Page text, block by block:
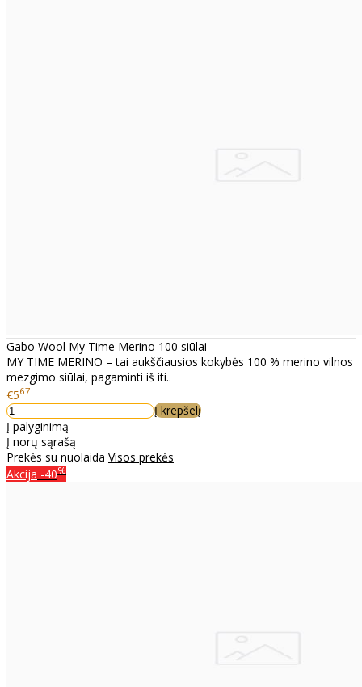
Gabo Wool My Time Merino 100 siūlai
MY TIME MERINO – tai aukščiausios kokybės 100 % merino vilnos
mezgimo siūlai, pagaminti iš iti..
€567
Į krepšelį
Į palyginimą
Į norų sąrašą
Prekės su nuolaida Visos prekės
Akcija -40%